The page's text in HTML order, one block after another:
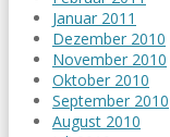
Januar 2011
Dezember 2010
November 2010
Oktober 2010
September 2010
August 2010